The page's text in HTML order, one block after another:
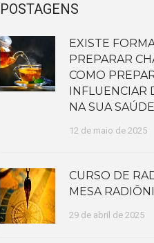
POSTAGENS
EXISTE
PREPARAR
COMO
INFLUENCIAR
NA SUA SAÚDE
12 de maio de 2025
CURSO DE
MESA
29 de abril de 2025